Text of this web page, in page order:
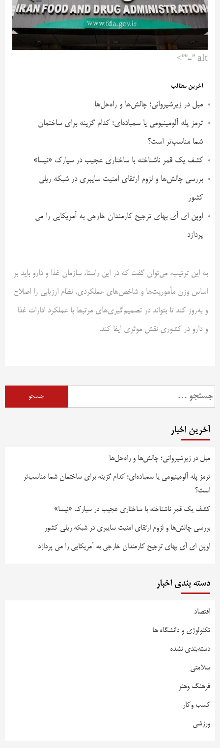
” alt=””>
آخرین مطالب
مبل در زیرشیروانی؛ چالش‌ها و راه‌حل‌ها
ترمز پله آلومینیومی یا سمباده‌ای؛ کدام گزینه برای ساختمان
شما مناسب‌تر است؟
کشف یک قمر ناشناخته با ساختاری عجیب در سیارک «نیسا»
بررسی چالش‌ها و لزوم ارتقای امنیت سایبری در شبکه ریلی
کشور
اوپن ای آی بهای ترجیح کارمندان خارجی به آمریکایی را می
پردازد
به این ترتیب، می‌توان گفت که در این راستا، سازمان غذا و دارو باید بر
اساس وزن مأموریت‌ها و شاخص‌های عملکردی، نظام ارزیابی را اصلاح
و به‌روز کند تا بتواند در تصمیم‌گیری‌های مرتبط با عملکرد ادارات غذا
و دارو در کشوری نقش موثری ایفا کند.
آخرین اخبار
مبل در زیرشیروانی؛ چالش‌ها و راه‌حل‌ها
ترمز پله آلومینیومی یا سمباده‌ای؛ کدام گزینه برای ساختمان شما مناسب‌تر
است؟
کشف یک قمر ناشناخته با ساختاری عجیب در سیارک «نیسا»
بررسی چالش‌ها و لزوم ارتقای امنیت سایبری در شبکه ریلی کشور
اوپن ای آی بهای ترجیح کارمندان خارجی به آمریکایی را می پردازد
دسته بندی اخبار
اقتصاد
تکنولوژی و دانشگاه ها
دسته‌بندی نشده
سلامتی
فرهنگ وهنر
کسب وکار
ورزشی